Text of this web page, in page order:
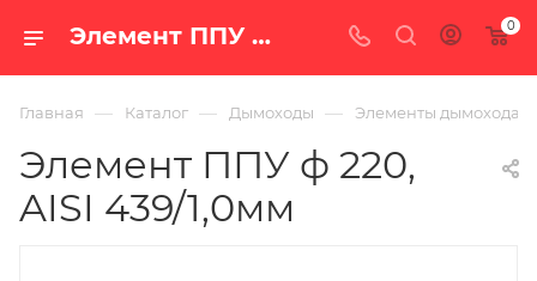
Элемент ППУ ф 220, AISI 439/1,0мм — купить в Екатеринбурге по цене 3 395 руб. в интернет-магазине «100 печей.ру» 0
Главная — Каталог — Дымоходы — Элементы дымохода
Элемент ППУ ф 220,
AISI 439/1,0мм